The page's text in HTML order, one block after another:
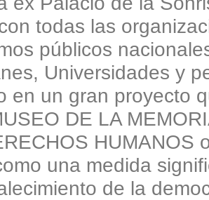
todas las
públicos
Universidades y
en un gran proyecto
DE LA
HUMANOS
una medida
de la